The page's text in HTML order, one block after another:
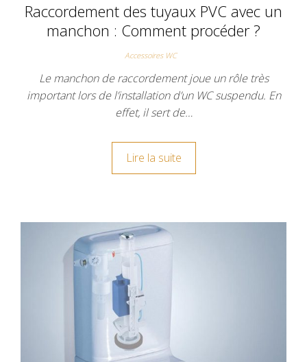
Raccordement des tuyaux PVC avec un
manchon : Comment procéder ?
Accessoires WC
Le manchon de raccordement joue un rôle très
important lors de l’installation d’un WC suspendu. En
effet, il sert de…
Lire la suite